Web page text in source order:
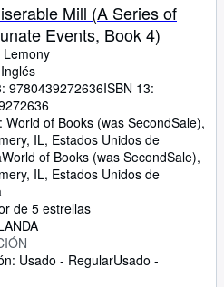
Mill (A Series of
Events, Book 4)
Lemony
9780439272636ISBN 13:
World of Books (was SecondSale),
IL, Estados Unidos de
World of Books (was SecondSale),
IL, Estados Unidos de
de 5 estrellas
Usado - RegularUsado -